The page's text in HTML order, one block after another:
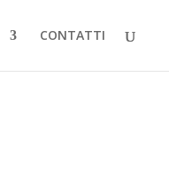
CONTATTI